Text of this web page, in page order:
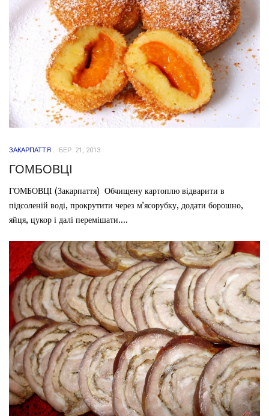
ЗАКАРПАТТЯ БЕР. 21, 2013
ГОМБОВЦІ
ГОМБОВЦІ (Закарпаття) Обчищену картоплю відварити в
підсоленій воді, прокрутити через м’ясорубку, додати борошно,
яйця, цукор і далі перемішати....